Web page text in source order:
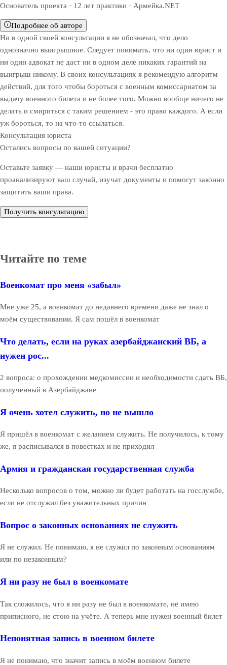
Основатель проекта · 12 лет практики · Армейка.NET
Подробнее об авторе
Ни в одной своей консультации я не обозначал, что дело
однозначно выигрышное. Следует понимать, что ни один юрист и
ни один адвокат не даст ни в одном деле никаких гарантий на
выигрыш никому. В своих консультациях я рекомендую алгоритм
действий, для того чтобы бороться с военным комиссариатом за
выдачу военного билета и не более того. Можно вообще ничего не
делать и смириться с таким решением - это право каждого. А если
уж бороться, то на что-то ссылаться.
Консультация юриста
Остались вопросы по вашей ситуации?
Оставьте заявку — наши юристы и врачи бесплатно
проанализируют ваш случай, изучат документы и помогут законно
защитить ваши права.
Получить консультацию
Читайте по теме
Военкомат про меня «забыл»
Мне уже 25, а военкомат до недавнего времени даже не знал о
моём существовании. Я сам пошёл в военкомат
Что делать, если на руках азербайджанский ВБ, а
нужен рос...
2 вопроса: о прохождении медкомиссии и необходимости сдать ВБ,
полученный в Азербайджане
Я очень хотел служить, но не вышло
Я пришёл в военкомат с желанием служить. Не получилось, к тому
же, я расписывался в повестках и не приходил
Армия и гражданская государственная служба
Несколько вопросов о том, можно ли будет работать на госслужбе,
если не отслужил без уважительных причин
Вопрос о законных основаниях не служить
Я не служил. Не понимаю, я не служил по законным основаниям
или по незаконным?
Я ни разу не был в военкомате
Так сложилось, что я ни разу не был в военкомате, не имею
приписного, не стою на учёте. А теперь мне нужен военный билет
Непонятная запись в военном билете
Я не понимаю, что значит запись в моём военном билете